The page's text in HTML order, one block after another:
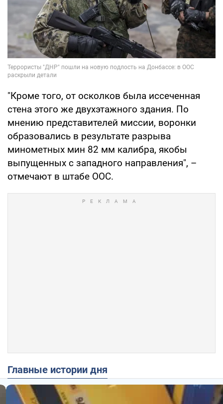
"Кроме того, от осколков была иссеченная
стена этого же двухэтажного здания. По
мнению представителей миссии, воронки
образовались в результате разрыва
минометных мин 82 мм калибра, якобы
выпущенных с западного направления", –
отмечают в штабе ООС.
Главные истории дня